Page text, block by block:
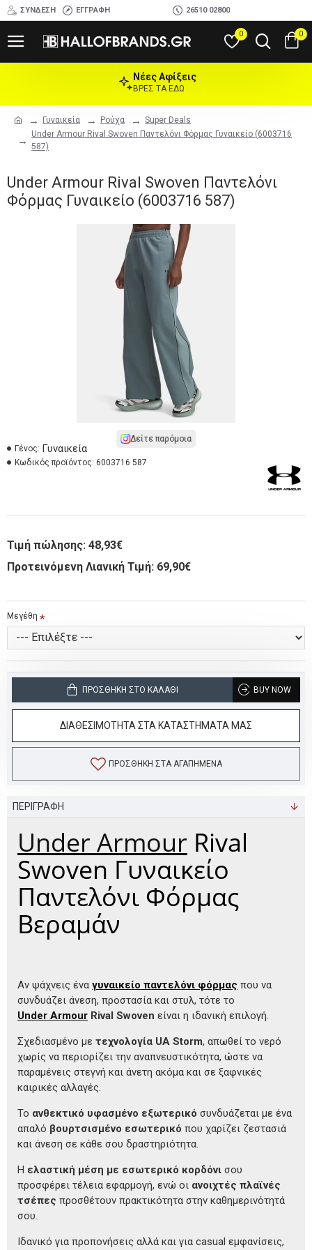
ΣΎΝΔΕΣΗ ΕΓΓΡΑΦΉ 26510 02800
0 0
Γυναικεία Ρούχα
Super Deals
Under Armour Rival Swoven Παντελόνι Φόρμας Γυναικείο (6003716
587)
Νέες Αφίξεις
ΒΡΕΣ ΤΑ ΕΔΩ
Under Armour Rival Swoven Παντελόνι
Φόρμας Γυναικείο (6003716 587)
Δείτε παρόμοια
Γένος: Γυναικεία
Κωδικός προϊόντος: 6003716 587
Τιμή πώλησης: 48,93€
Προτεινόμενη Λιανική Τιμή: 69,90€
Μεγέθη
ΠΡΟΣΘΉΚΗ ΣΤΟ ΚΑΛΆΘΙ BUY NOW
ΔΙΑΘΕΣΙΜΟΤΗΤΑ ΣΤΑ ΚΑΤΑΣΤΗΜΑΤΑ ΜΑΣ
ΠΡΟΣΘΉΚΗ ΣΤΑ ΑΓΑΠΗΜΈΝΑ
ΠΕΡΙΓΡΑΦΗ
Under Armour Rival
Swoven Γυναικείο
Παντελόνι Φόρμας
Βεραμάν
Αν ψάχνεις ένα γυναικείο παντελόνι φόρμας που να
συνδυάζει άνεση, προστασία και στυλ, τότε το
Under Armour Rival Swoven είναι η ιδανική επιλογή.
Σχεδιασμένο με τεχνολογία UA Storm, απωθεί το νερό
χωρίς να περιορίζει την αναπνευστικότητα, ώστε να
παραμένεις στεγνή και άνετη ακόμα και σε ξαφνικές
καιρικές αλλαγές.
Το ανθεκτικό υφασμένο εξωτερικό συνδυάζεται με ένα
απαλό βουρτσισμένο εσωτερικό που χαρίζει ζεστασιά
και άνεση σε κάθε σου δραστηριότητα.
Η ελαστική μέση με εσωτερικό κορδόνι σου
προσφέρει τέλεια εφαρμογή, ενώ οι ανοιχτές πλαϊνές
τσέπες προσθέτουν πρακτικότητα στην καθημερινότητά
σου.
Ιδανικό για προπονήσεις αλλά και για casual εμφανίσεις,